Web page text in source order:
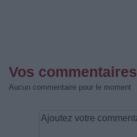
Vos commentaires
Aucun commentaire pour le moment